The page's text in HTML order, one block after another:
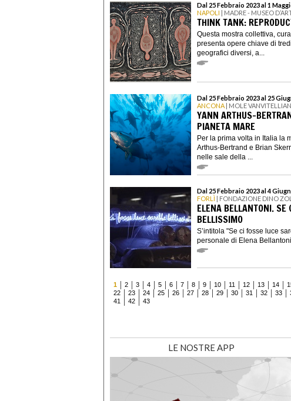
Dal 25 Febbraio 2023 al 1
NAPOLI | MADRE - MUSEO
THINK TANK:
Questa mostra collettiva,
presenta opere chiave di
geografici diversi, a...
Dal 25 Febbraio 2023 al 25
ANCONA | MOLE
YANN ARTHUS-
PIANETA MARE
Per la prima volta in Italia la
Arthus-Bertrand e Brian
nelle sale della ...
Dal 25 Febbraio 2023 al 4
FORLÌ | FONDAZIONE DINO
ELENA BELLANTONI. SE
BELLISSIMO
S’intitola "Se ci fosse luce
personale di Elena
1 2 3 4 5 6 7 8 9 10 11 12 13 14
22
23 24 25 26 27 28 29 30 31 32 33
41
42
43
LE NOSTRE APP